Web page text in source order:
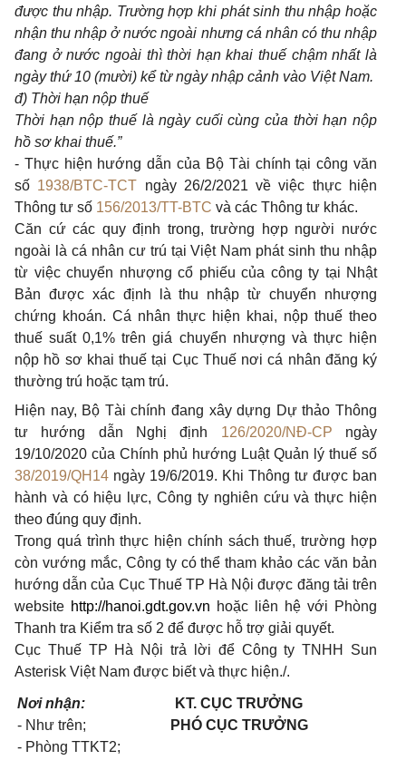
được thu nhập. Trường hợp khi phát sinh thu nhập hoặc
nhận thu nhập ở nước ngoài nhưng cá nhân có thu nhập
đang ở nước ngoài thì thời hạn khai thuế chậm nhất là
ngày thứ 10 (mười) kể từ ngày nhập cảnh vào Việt Nam.
đ) Thời hạn nộp thuế
Thời hạn nộp thuế là ngày cuối cùng của thời hạn nộp
hồ sơ khai thuế.”
- Thực hiện hướng dẫn của Bộ Tài chính tại công văn
số 1938/BTC-TCT ngày 26/2/2021 về việc thực hiện
Thông tư số 156/2013/TT-BTC và các Thông tư khác.
Căn cứ các quy định trong, trường hợp người nước
ngoài là cá nhân cư trú tại Việt Nam phát sinh thu nhập
từ việc chuyển nhượng cổ phiếu của công ty tại Nhật
Bản được xác định là thu nhập từ chuyển nhượng
chứng khoán. Cá nhân thực hiện khai, nộp thuế theo
thuế suất 0,1% trên giá chuyển nhượng và thực hiện
nộp hồ sơ khai thuế tại Cục Thuế nơi cá nhân đăng ký
thường trú hoặc tạm trú.
Hiện nay, Bộ Tài chính đang xây dựng Dự thảo Thông
tư hướng dẫn Nghị định 126/2020/NĐ-CP ngày
19/10/2020 của Chính phủ hướng Luật Quản lý thuế số
38/2019/QH14 ngày 19/6/2019. Khi Thông tư được ban
hành và có hiệu lực, Công ty nghiên cứu và thực hiện
theo đúng quy định.
Trong quá trình thực hiện chính sách thuế, trường hợp
còn vướng mắc, Công ty có thể tham khảo các văn bản
hướng dẫn của Cục Thuế TP Hà Nội được đăng tải trên
website http://hanoi.gdt.gov.vn hoặc liên hệ với Phòng
Thanh tra Kiểm tra số 2 để được hỗ trợ giải quyết.
Cục Thuế TP Hà Nội trả lời để Công ty TNHH Sun
Asterisk Việt Nam được biết và thực hiện./.
Nơi nhận:
- Như trên;
- Phòng TTKT2;
KT. CỤC TRƯỞNG
PHÓ CỤC TRƯỞNG